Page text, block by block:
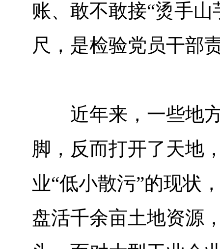
账、敢不敢接“烫手
尺，是检验党员干部
近年来，一些地方
脚，反而打开了天地
业“低小散污”的现状
盘活千余亩土地资源